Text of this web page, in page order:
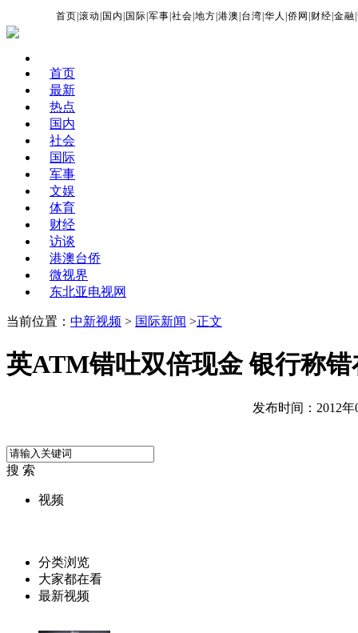
首页 |滚动 国内 国际 |军事 |社会 |地方 |港澳 台湾 |华人 |侨网 财经 |金融 |
首页
最新
热点
国内
社会
国际
军事
文娱
体育
财经
访谈
港澳台侨
微视界
东北亚电视网
当前位置： 中新视频 > 国际新闻 >正文
英ATM错吐双倍现金 银行称
发布时间：2012年
搜 索
视频
分类浏览
大家都在看
最新视频